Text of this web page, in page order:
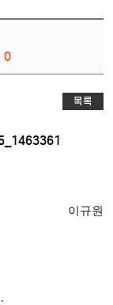
0
목록
이규원
.